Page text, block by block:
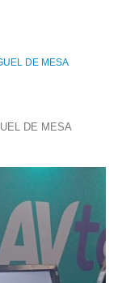
DE MESA
DE MESA